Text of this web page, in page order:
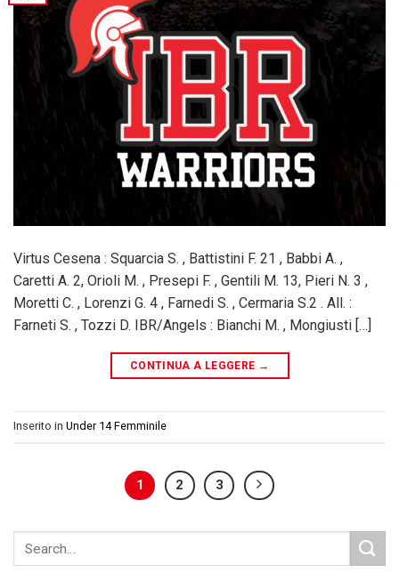
Virtus Cesena : Squarcia S. , Battistini F. 21 , Babbi A. ,
Caretti A. 2, Orioli M. , Presepi F. , Gentili M. 13, Pieri N. 3 ,
Moretti C. , Lorenzi G. 4 , Farnedi S. , Cermaria S.2 . All. :
Farneti S. , Tozzi D. IBR/Angels : Bianchi M. , Mongiusti […]
CONTINUA A LEGGERE →
Inserito in Under 14 Femminile
1 2 3